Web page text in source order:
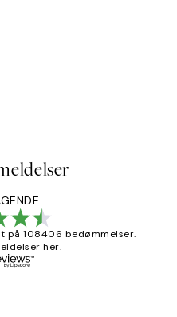
på 108406 bedømmelser.
her.